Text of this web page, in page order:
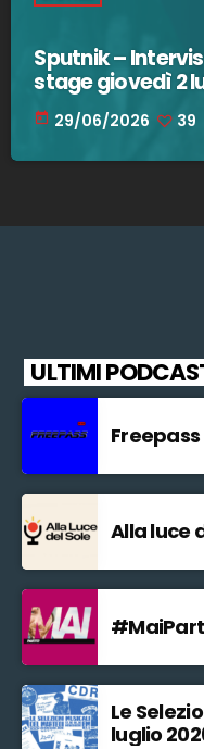
Sputnik –
stage giovedì 2
giugno 2026
today 29/06/2026 39
ULTIMI
Freepass
Alla luce
Le
luglio